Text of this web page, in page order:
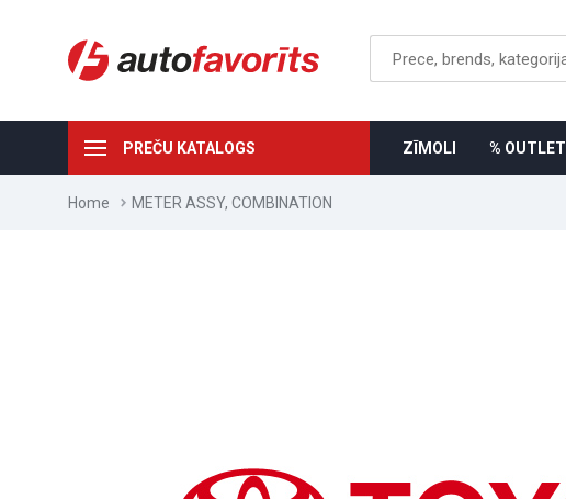
PREČU KATALOGS ZĪMOLI % OUTLET
Home METER ASSY, COMBINATION